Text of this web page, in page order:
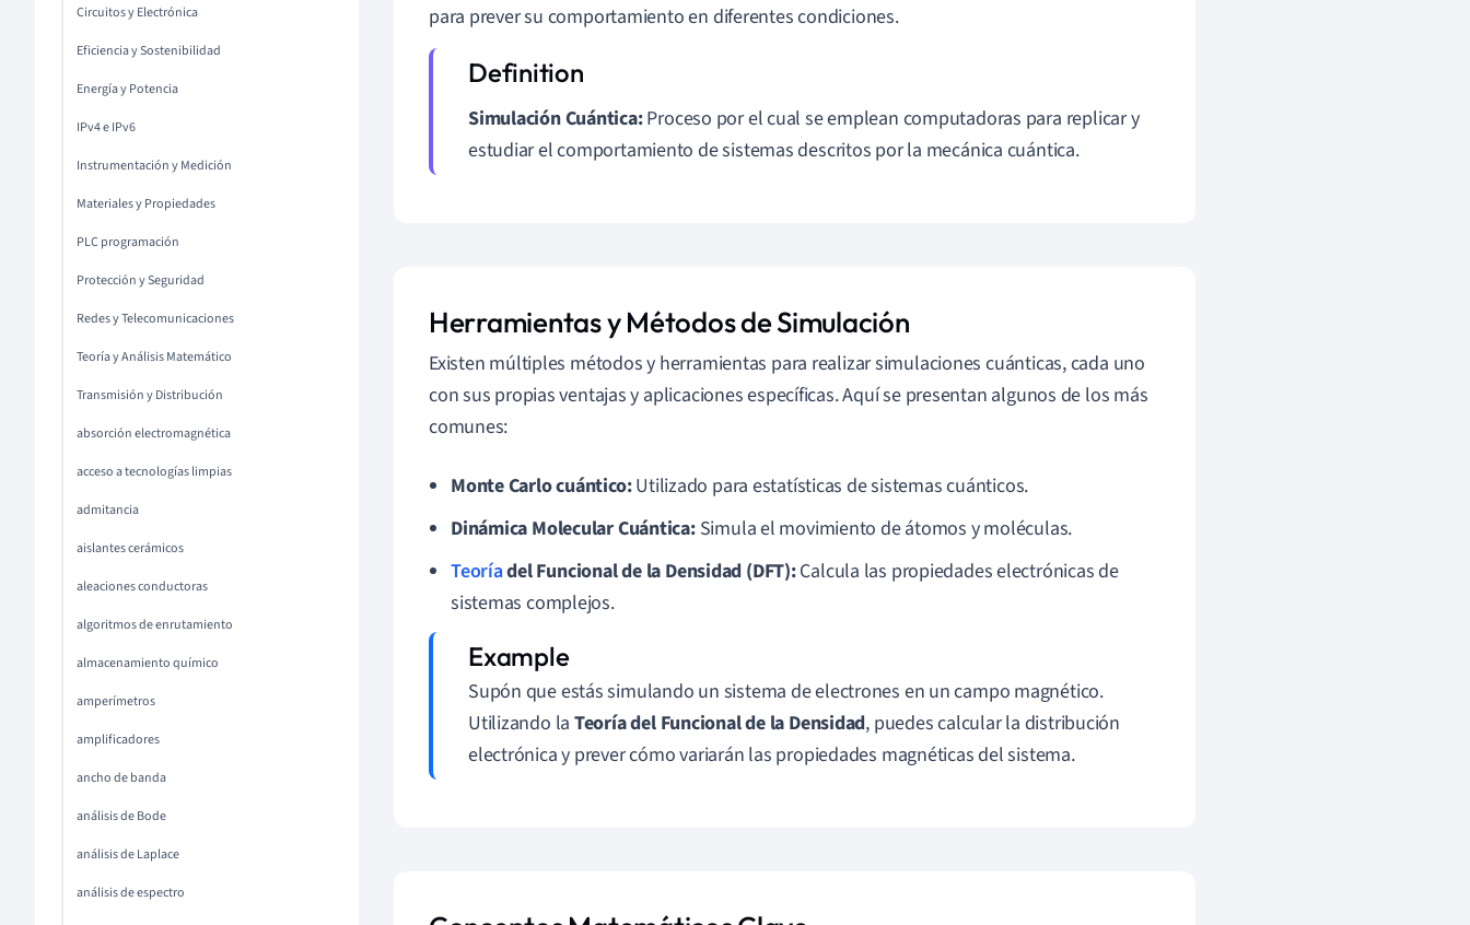
Circuitos y Electrónica
Eficiencia y Sostenibilidad
Energía y Potencia
IPv4 e IPv6
Instrumentación y Medición
Materiales y Propiedades
PLC programación
Protección y Seguridad
Redes y Telecomunicaciones
Teoría y Análisis Matemático
Transmisión y Distribución
absorción electromagnética
acceso a tecnologías limpias
admitancia
aislantes cerámicos
aleaciones conductoras
algoritmos de enrutamiento
almacenamiento químico
amperímetros
amplificadores
ancho de banda
análisis de Bode
análisis de Laplace
análisis de espectro
para prever su comportamiento en diferentes condiciones.
Simulación Cuántica:Proceso por el cual se emplean computadoras para replicar y
estudiar el comportamiento de sistemas descritos por la mecánica cuántica.
Herramientas y Métodos de Simulación
Existen múltiples métodos y herramientas para realizar simulaciones cuánticas, cada uno
con sus propias ventajas y aplicaciones específicas. Aquí se presentan algunos de los más
comunes:
Monte Carlo cuántico:Utilizado para estatísticas de sistemas cuánticos.
Dinámica Molecular Cuántica:Simula el movimiento de átomos y moléculas.
Teoríadel Funcional de la Densidad (DFT):Calcula las propiedades electrónicas de
sistemas complejos.
Supón que estás simulando un sistema de electrones en un campo magnético.
Utilizando la Teoría del Funcional de la Densidad, puedes calcular la distribución
electrónica y prever cómo variarán las propiedades magnéticas del sistema.